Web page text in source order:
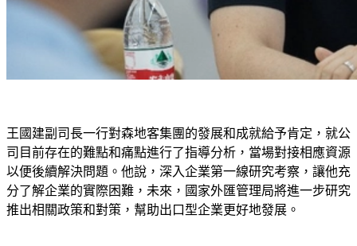
王國建副司長一行對森地客集團的發展和成就​​給予肯定，就公
司目前存在的難點和痛點進行了指導分析，當場對接相應資源
以便後續解決問題。他說，深入企業第一線研究考察，讓他充
分了解企業的實際困難，未來，國家外匯管理局將進一步研究
推出相關政策和對策，幫助出口型企業更好地發展。